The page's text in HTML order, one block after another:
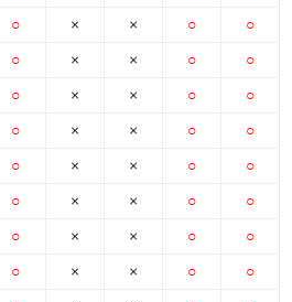
○
○
○
○
○
○
○
○
×
×
×
×
×
×
×
×
×
×
×
×
×
×
×
×
○
○
○
○
○
○
○
○
○
○
○
○
○
○
○
○